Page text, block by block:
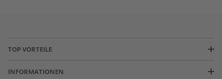
TOP VORTEILE
INFORMATIONEN